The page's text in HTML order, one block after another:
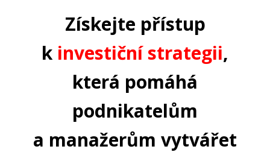
Získejte přístup
k investiční strategii,
která pomáhá
podnikatelům
a manažerům vytvářet